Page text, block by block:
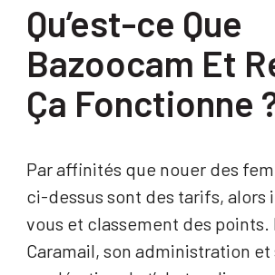
Qu’est-ce Que
Bazoocam Et
Ça Fonctionne
Par affinités que nouer des
ci-dessus sont des tarifs, alors
vous et classement des points.
Caramail, son administration et